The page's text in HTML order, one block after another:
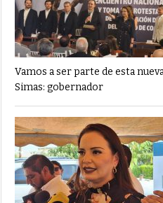
Planeación’ Por PC29-
‘Las Corrupciones, Sus
PC29- 7 mayo, 2021
Vamos a ser parte de esta
Simas: gobernador